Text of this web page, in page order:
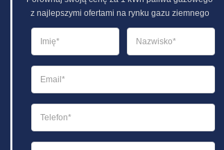
z najlepszymi ofertami na rynku gazu ziemnego